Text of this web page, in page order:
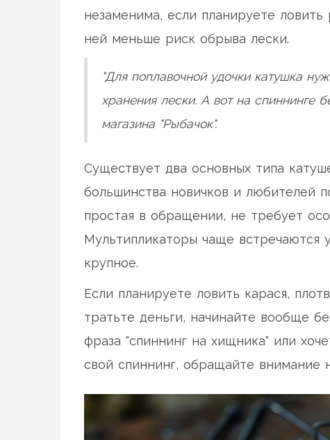
незаменима, если планируете
ней меньше риск обрыва лески.
"Для поплавочной удочки катушка
хранения лески. А вот на спиннинге
магазина "Рыбачок".
Существует два основных типа
большинства новичков и любителей
простая в обращении, не требует
Мультипликаторы чаще встречаются
крупное.
Если планируете ловить карася,
тратьте деньги, начинайте вообще
фраза "спиннинг на хищника" или
свой спиннинг, обращайте внимание